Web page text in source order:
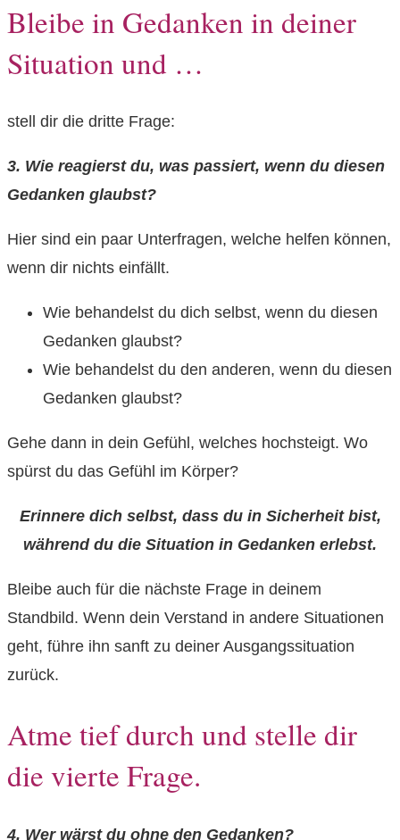
Bleibe in Gedanken in deiner
Situation und …
stell dir die dritte Frage:
3. Wie reagierst du, was passiert, wenn du diesen
Gedanken glaubst?
Hier sind ein paar Unterfragen, welche helfen können,
wenn dir nichts einfällt.
Wie behandelst du dich selbst, wenn du diesen
Gedanken glaubst?
Wie behandelst du den anderen, wenn du diesen
Gedanken glaubst?
Gehe dann in dein Gefühl, welches hochsteigt. Wo
spürst du das Gefühl im Körper?
Erinnere dich selbst, dass du in Sicherheit bist,
während du die Situation in Gedanken erlebst.
Bleibe auch für die nächste Frage in deinem
Standbild. Wenn dein Verstand in andere Situationen
geht, führe ihn sanft zu deiner Ausgangssituation
zurück.
Atme tief durch und stelle dir
die vierte Frage.
4. Wer wärst du ohne den Gedanken?